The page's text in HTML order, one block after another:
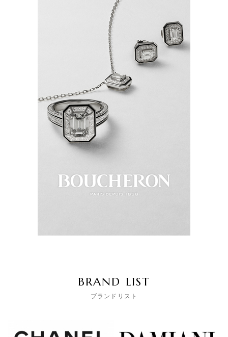
BRAND LIST
ブランドリスト